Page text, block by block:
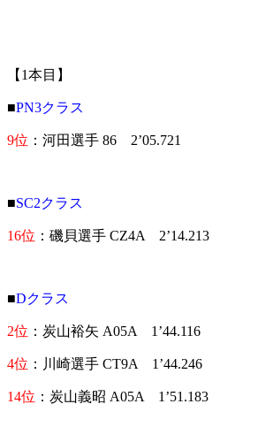
【1本目】
■PN3クラス
9位 ：河田選手 86 2’05.721
■SC2クラス
16位 ：磯貝選手 CZ4A 2’14.213
■Dクラス
2位 ：炭山裕矢 A05A 1’44.116
4位 ：川崎選手 CT9A 1’44.246
14位 ：炭山義昭 A05A 1’51.183